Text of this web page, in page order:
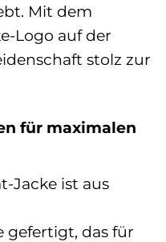
Mit dem
Logo auf der
stolz zur
für maximalen
Jacke ist aus
gefertigt, das für